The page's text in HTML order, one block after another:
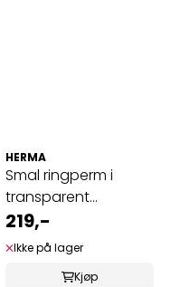
HERMA
Smal ringperm i
transparent
plastmateriale A4, ...
219,-
Ikke på lager
Kjøp